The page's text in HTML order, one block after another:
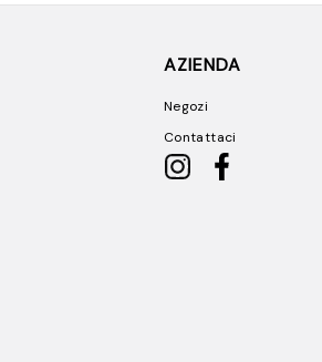
AZIENDA
Negozi
Contattaci